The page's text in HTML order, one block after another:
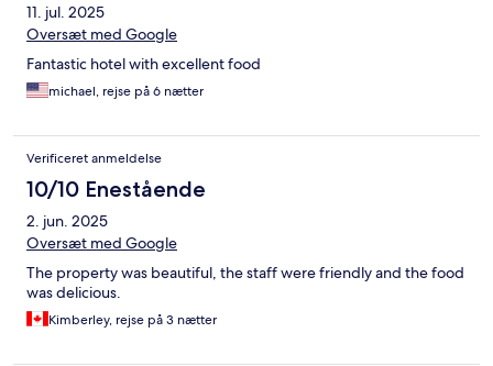
11. jul. 2025
Oversæt med Google
Fantastic hotel with excellent food
michael, rejse på 6 nætter
Verificeret anmeldelse
10/10 Enestående
2. jun. 2025
Oversæt med Google
The property was beautiful, the staff were friendly and the food
was delicious.
Kimberley, rejse på 3 nætter